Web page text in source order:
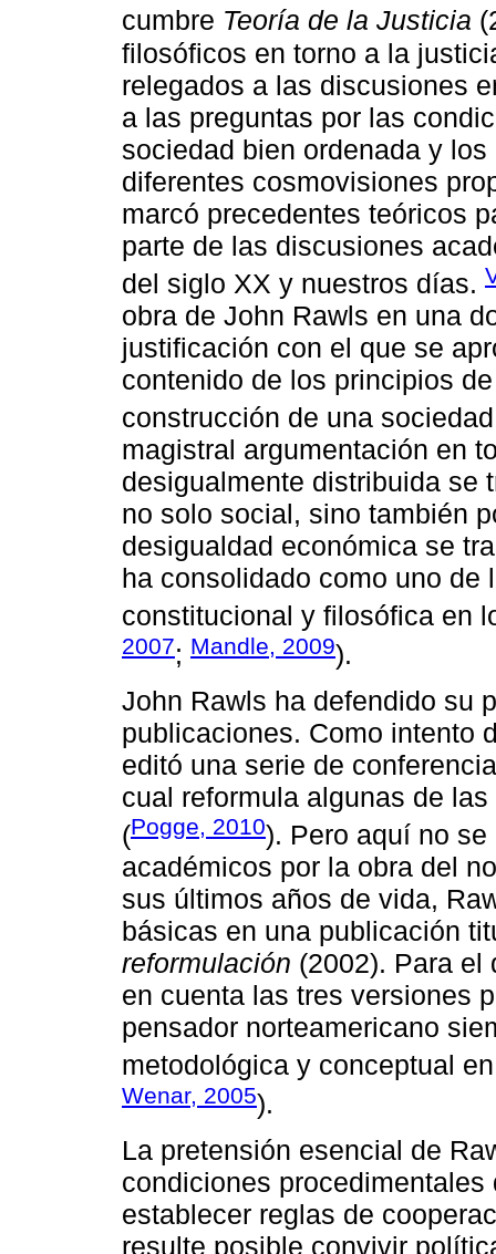
cumbre Teoría de la Justicia
filosóficos en torno a la
relegados a las discusiones
a las preguntas por las
sociedad bien ordenada y
diferentes cosmovisiones
marcó precedentes teóricos
parte de las discusiones
del siglo XX y nuestros días.
obra de John Rawls en una
justificación con el que se
contenido de los principios
construcción de una
magistral argumentación en
desigualmente distribuida se
no solo social, sino también
desigualdad económica se
ha consolidado como uno de
constitucional y filosófica en
2007; Mandle, 2009).
John Rawls ha defendido su
publicaciones. Como intento
editó una serie de
cual reformula algunas de
(Pogge, 2010). Pero aquí no
académicos por la obra del
sus últimos años de vida,
básicas en una publicación
reformulación (2002). Para el
en cuenta las tres versiones
pensador norteamericano
metodológica y conceptual
Wenar, 2005).
La pretensión esencial de
condiciones
establecer reglas de
resulte posible convivir